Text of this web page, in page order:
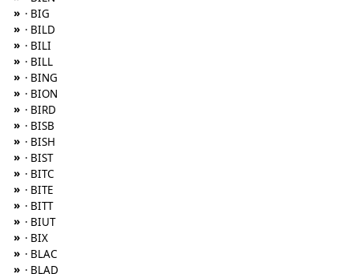
» · BIG
» · BILD
» · BILI
» · BILL
» · BING
» · BION
» · BIRD
» · BISB
» · BISH
» · BIST
» · BITC
» · BITE
» · BITT
» · BIUT
» · BIX
» · BLAC
» · BLAD